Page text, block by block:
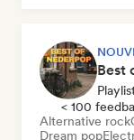
< 100
Alternative rock
Dream pop